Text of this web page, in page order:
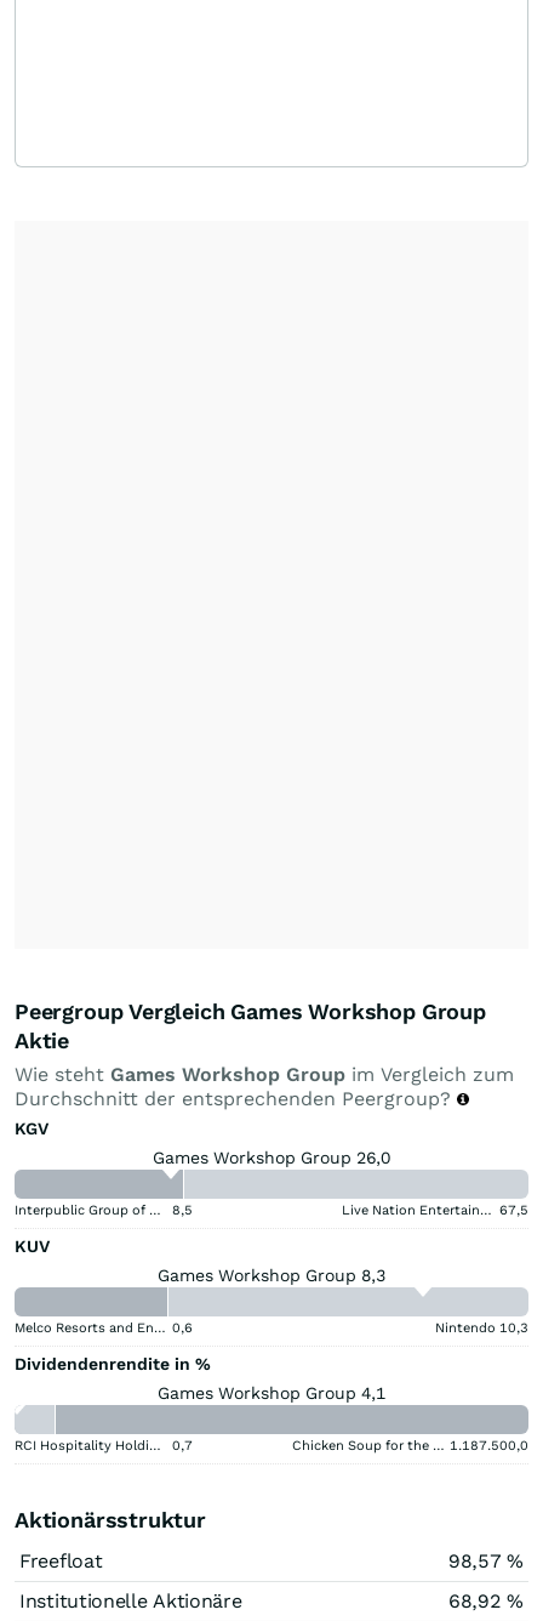
Peergroup Vergleich Games Workshop Group
Aktie
Wie steht Games Workshop Group im Vergleich zum
Durchschnitt der entsprechenden Peergroup?
KGV
Games Workshop Group 26,0
Interpublic Group of Companies 8,5 Live Nation Entertainment 67,5
KUV
Games Workshop Group 8,3
Melco Resorts and Entertainment 0,6 Nintendo 10,3
Dividendenrendite in %
Games Workshop Group 4,1
RCI Hospitality Holdings 0,7 Chicken Soup for the Soul Entertainment Registered (A) 1.187.500,0
Aktionärsstruktur
Freefloat
98,57 %
Institutionelle Aktionäre
68,92 %